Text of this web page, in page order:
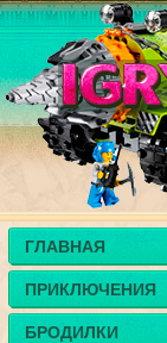
ГЛАВНАЯ
ПРИКЛЮЧЕНИЯ
БРОДИЛКИ